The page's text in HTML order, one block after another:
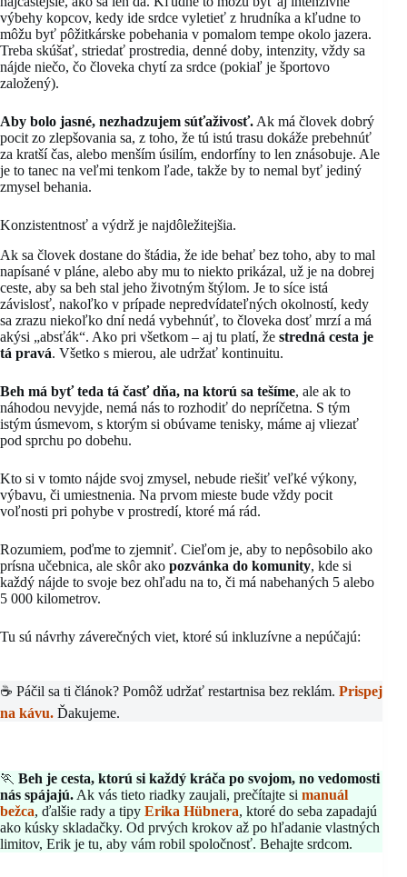
výbehy kopcov, kedy ide srdce vyletieť z hrudníka a kľudne to
môžu byť pôžitkárske pobehania v pomalom tempe okolo jazera.
Treba skúšať, striedať prostredia, denné doby, intenzity, vždy sa
nájde niečo, čo človeka chytí za srdce (pokiaľ je športovo
založený).
Aby bolo jasné, nezhadzujem súťaživosť. Ak má človek dobrý
pocit zo zlepšovania sa, z toho, že tú istú trasu dokáže prebehnúť
za kratší čas, alebo menším úsilím, endorfíny to len znásobuje. Ale
je to tanec na veľmi tenkom ľade, takže by to nemal byť jediný
zmysel behania.
Konzistentnosť a výdrž je najdôležitejšia.
Ak sa človek dostane do štádia, že ide behať bez toho, aby to mal
napísané v pláne, alebo aby mu to niekto prikázal, už je na dobrej
ceste, aby sa beh stal jeho životným štýlom. Je to síce istá
závislosť, nakoľko v prípade nepredvídateľných okolností, kedy
sa zrazu niekoľko dní nedá vybehnúť, to človeka dosť mrzí a má
akýsi „absťák“. Ako pri všetkom – aj tu platí, že stredná cesta je
tá pravá. Všetko s mierou, ale udržať kontinuitu.
Beh má byť teda tá časť dňa, na ktorú sa tešíme, ale ak to
náhodou nevyjde, nemá nás to rozhodiť do nepríčetna. S tým
istým úsmevom, s ktorým si obúvame tenisky, máme aj vliezať
pod sprchu po dobehu.
Kto si v tomto nájde svoj zmysel, nebude riešiť veľké výkony,
výbavu, či umiestnenia. Na prvom mieste bude vždy pocit
voľnosti pri pohybe v prostredí, ktoré má rád.
Rozumiem, poďme to zjemniť. Cieľom je, aby to nepôsobilo ako
prísna učebnica, ale skôr ako pozvánka do komunity, kde si
každý nájde to svoje bez ohľadu na to, či má nabehaných 5 alebo
5 000 kilometrov.
Tu sú návrhy záverečných viet, ktoré sú inkluzívne a nepúčajú:
☕ Páčil sa ti článok? Pomôž udržať restartnisa bez reklám. Prispej
na kávu. Ďakujeme.
🏃 Beh je cesta, ktorú si každý kráča po svojom, no vedomosti
nás spájajú. Ak vás tieto riadky zaujali, prečítajte si manuál
bežca, ďalšie rady a tipy Erika Hübnera, ktoré do seba zapadajú
ako kúsky skladačky. Od prvých krokov až po hľadanie vlastných
limitov, Erik je tu, aby vám robil spoločnosť. Behajte srdcom.